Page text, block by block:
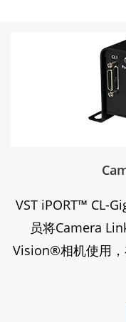
VST iPORT™ CL-
员将Camera
Vision®相机使用，